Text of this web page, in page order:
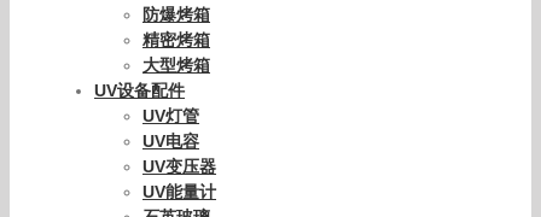
防爆烤箱
精密烤箱
大型烤箱
UV设备配件
UV灯管
UV电容
UV变压器
UV能量计